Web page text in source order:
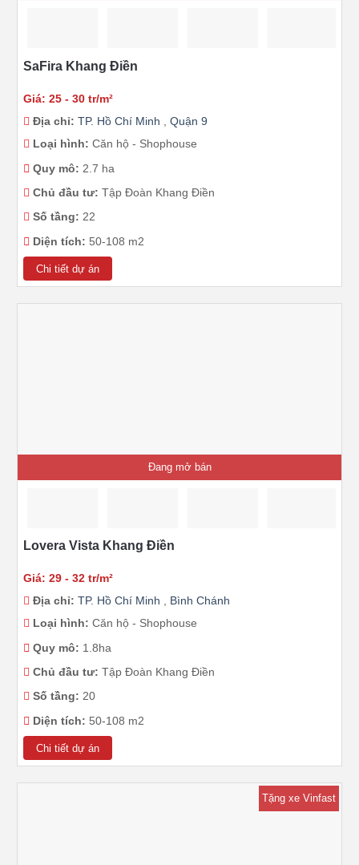
SaFira Khang Điền
Giá: 25 - 30 tr/m²
Địa chỉ: TP. Hồ Chí Minh
Quận 9
Loại hình: Căn hộ - Shophouse
Quy mô: 2.7 ha
Chủ đầu tư: Tập Đoàn Khang Điền
Số tầng: 22
Diện tích: 50-108 m2
Chi tiết dự án
Đang mở bán
Lovera Vista Khang Điền
Giá: 29 - 32 tr/m²
Địa chỉ: TP. Hồ Chí Minh , Bình Chánh
Loại hình: Căn hộ - Shophouse
Quy mô: 1.8ha
Chủ đầu tư: Tập Đoàn Khang Điền
Số tầng: 20
Diện tích: 50-108 m2
Chi tiết dự án
Tặng xe Vinfast